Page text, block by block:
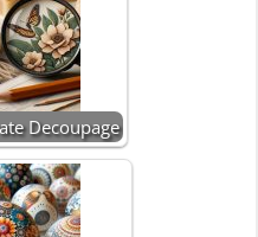
Decoupage